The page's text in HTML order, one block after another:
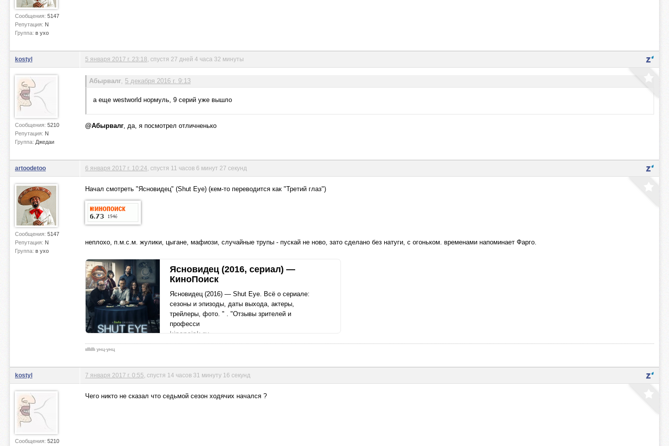
Сообщения: 5147
Репутация: N
Группа: в ухо
kostyl
Сообщения: 5210
Репутация: N
Группа: Джедаи
5 января 2017 г. 23:18 , спустя 27 дней 4 часа 32 минуты
Абырвалг, 5 декабря 2016 г. 9:13
а еще westworld нормуль, 9 серий уже вышло
@Абырвалг, да, я посмотрел отличненько
artoodetoo
Сообщения: 5147
Репутация: N
Группа: в ухо
6 января 2017 г. 10:24 , спустя 11 часов 6 минут 27 секунд
Начал смотреть "Ясновидец" (Shut Eye) (кем-то переводится как "Третий глаз")
неплохо, п.м.с.м. жулики, цыгане, мафиози, случайные трупы - пускай не ново, зато сделано без натуги, с огоньком. временами напоминает Фарго.
Ясновидец (2016, сериал) —
КиноПоиск
Ясновидец (2016) — Shut Eye. Всё о сериале:
сезоны и эпизоды, даты выхода, актеры,
трейлеры, фото. " . "Отзывы зрителей и
професси
kinopoisk.ru
ιιlllιlllι унц-унц
kostyl
Сообщения: 5210
7 января 2017 г. 0:55 , спустя 14 часов 31 минуту 16 секунд
Чего никто не сказал что седьмой сезон ходячих начался ?